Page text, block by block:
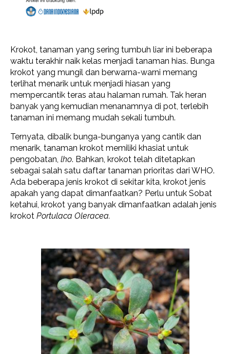
Krokot, tanaman yang sering tumbuh liar ini beberapa
waktu terakhir naik kelas menjadi tanaman hias. Bunga
krokot yang mungil dan berwarna-warni memang
terlihat menarik untuk menjadi hiasan yang
mempercantik teras atau halaman rumah. Tak heran
banyak yang kemudian menanamnya di pot, terlebih
tanaman ini memang mudah sekali tumbuh.
Ternyata, dibalik bunga-bunganya yang cantik dan
menarik, tanaman krokot memiliki khasiat untuk
pengobatan, lho. Bahkan, krokot telah ditetapkan
sebagai salah satu daftar tanaman prioritas dari WHO.
Ada beberapa jenis krokot di sekitar kita, krokot jenis
apakah yang dapat dimanfaatkan? Perlu untuk Sobat
ketahui, krokot yang banyak dimanfaatkan adalah jenis
krokot Portulaca Oleracea.